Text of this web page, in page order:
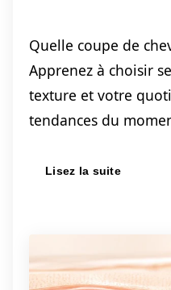
Quelle coupe de
Apprenez à choisir
texture et votre
tendances du
Lisez la suite